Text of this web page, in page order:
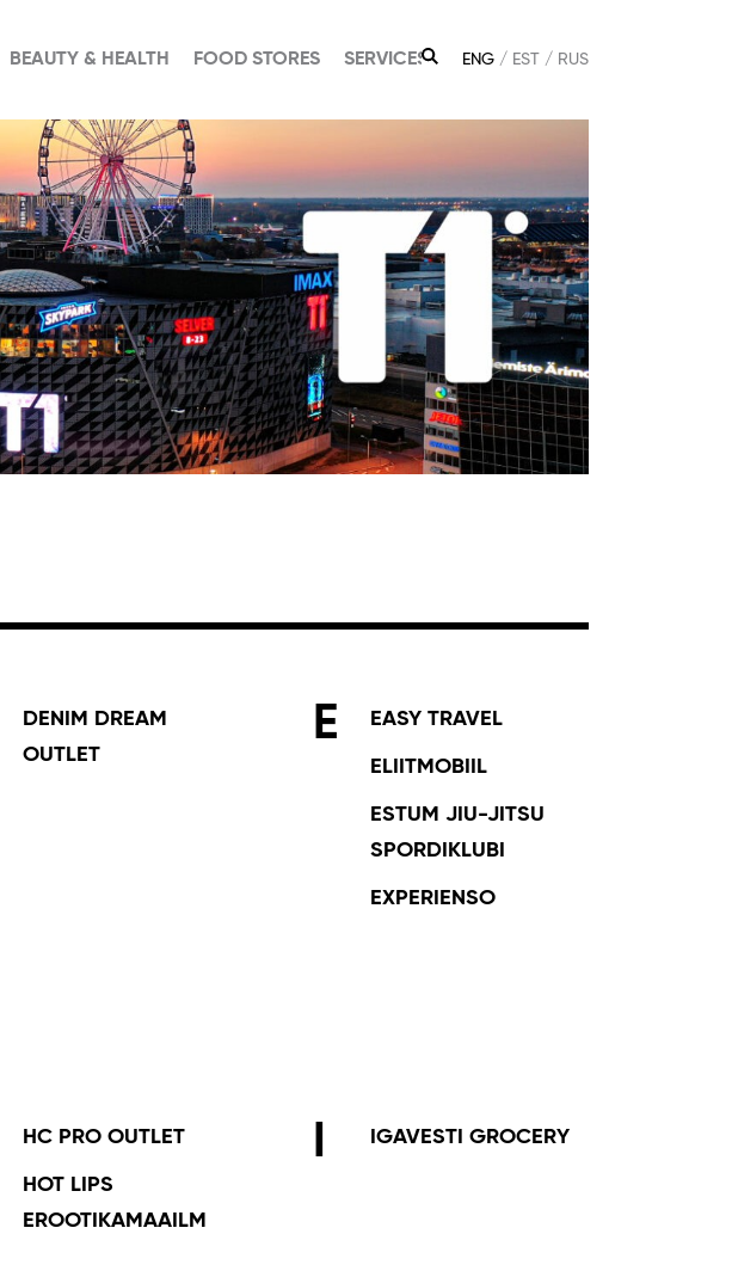
SEARCH
ENG EST RUS
BEAUTY & HEALTH FOOD STORES SERVICES
DENIM DREAM
OUTLET
E EASY TRAVEL
ELIITMOBIIL
ESTUM JIU-JITSU
SPORDIKLUBI
EXPERIENSO
HC PRO OUTLET
HOT LIPS
EROOTIKAMAAILM
I IGAVESTI GROCERY